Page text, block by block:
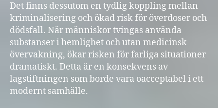
Det finns dessutom en tydlig koppling mellan
kriminalisering och ökad risk för överdoser och
dödsfall. När människor tvingas använda
substanser i hemlighet och utan medicinsk
övervakning, ökar risken för farliga situationer
dramatiskt. Detta är en konsekvens av
lagstiftningen som borde vara oacceptabel i ett
modernt samhälle.